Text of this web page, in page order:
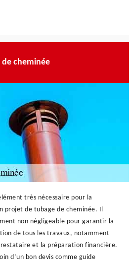
de cheminée
très nécessaire pour la
projet de tubage de cheminée. Il
non négligeable pour garantir la
de tous les travaux, notamment
et la préparation financière.
d’un bon devis comme guide